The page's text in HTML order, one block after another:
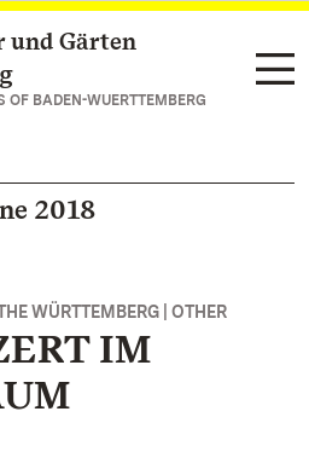
und Gärten
OF BADEN-WUERTTEMBERG
2018
WÜRTTEMBERG | OTHER
IM